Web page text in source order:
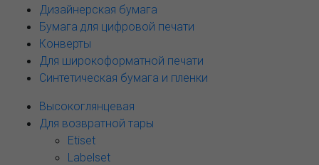
Дизайнерская бумага
Бумага для цифровой печати
Конверты
Для широкоформатной печати
Синтетическая бумага и пленки
Высокоглянцевая
Для возвратной тары
Etiset
Labelset